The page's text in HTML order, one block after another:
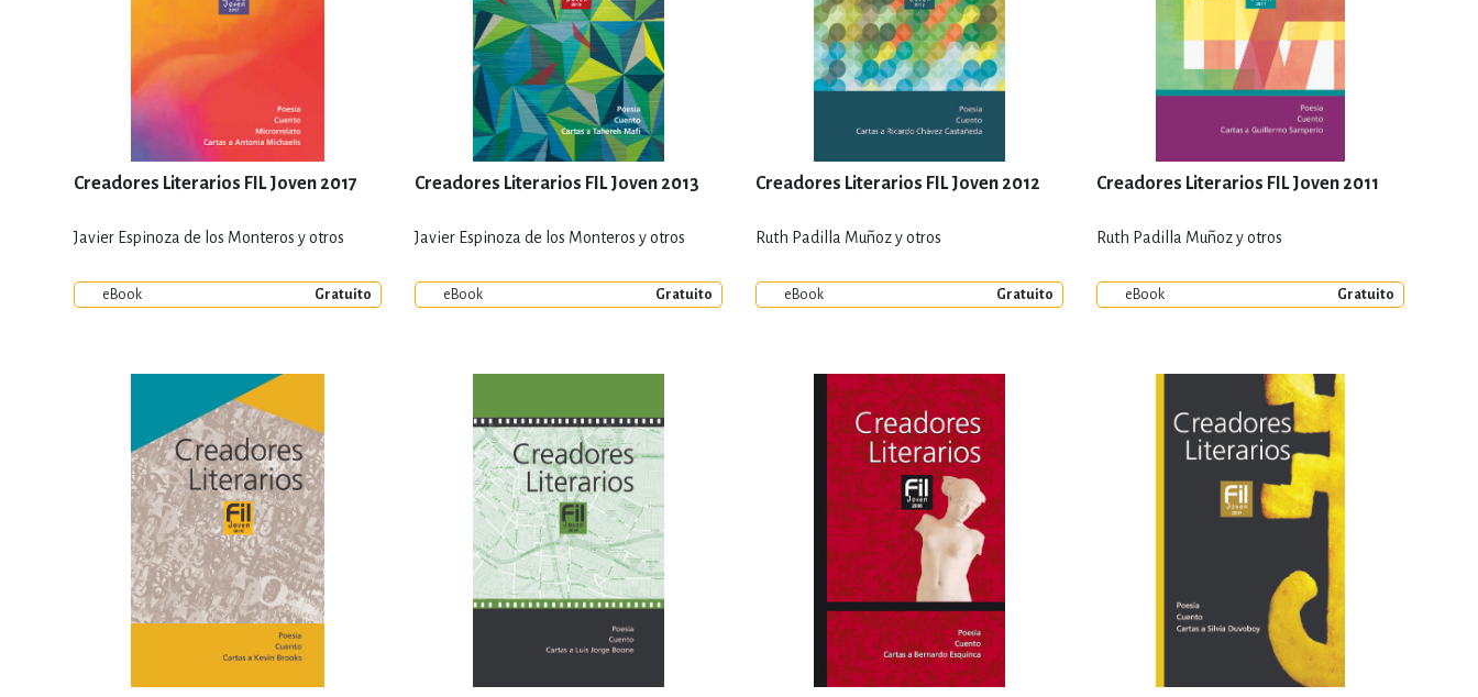
Creadores Literarios FIL Joven 2017
Javier Espinoza de los Monteros y otros
eBook Gratuito
Creadores Literarios FIL Joven 2013
Javier Espinoza de los Monteros y otros
eBook Gratuito
Creadores Literarios FIL Joven 2012
Ruth Padilla Muñoz y otros
eBook Gratuito
Creadores Literarios FIL Joven 2011
Ruth Padilla Muñoz y otros
eBook Gratuito